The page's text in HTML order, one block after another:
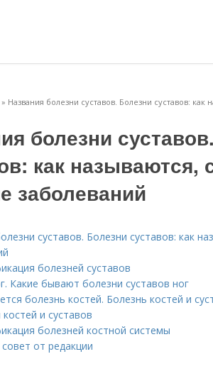
» Названия болезни суставов. Болезни суставов:
болезни
как
заболеваний
суставов. Болезни суставов: как
болезней суставов
Какие бывают болезни суставов ног
болезнь костей. Болезнь костей и
и суставов
болезней костной системы
от редакции